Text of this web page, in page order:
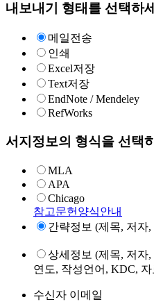
내보내기 형태를 선택하
메일전송
인쇄
Excel저장
Text저장
EndNote / Mendeley
RefWorks
서지정보의 형식을 선택
MLA
APA
Chicago
참고문헌양식안내
간략정보 (제목, 저자,
상세정보 (제목, 저자
연도, 작성언어, KDC,
수신자 이메일